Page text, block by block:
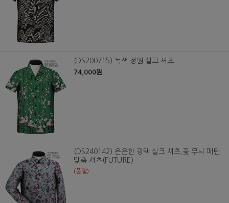
(DS200715) 녹색 정원 실크 셔츠
74,000원
(DS240142) 은은한 광택 실크 셔츠,꽃 무늬 패턴
맞춤 셔츠(FUTURE)
(품절)